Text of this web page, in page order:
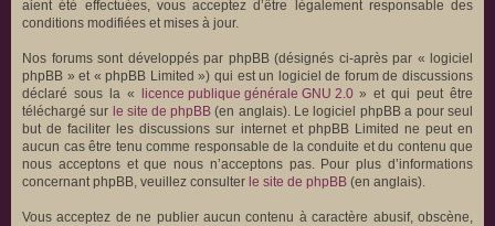
aient été effectuées, vous acceptez d’être légalement responsable des
conditions modifiées et mises à jour.
Nos forums sont développés par phpBB (désignés ci-après par « logiciel
phpBB » et « phpBB Limited ») qui est un logiciel de forum de discussions
déclaré sous la «
licence publique générale GNU 2.0» et qui peut être
téléchargé sur le site de phpBB(en anglais). Le logiciel phpBB a pour seul
but de faciliter les discussions sur internet et phpBB Limited ne peut en
aucun cas être tenu comme responsable de la conduite et du contenu que
nous acceptons et que nous n’acceptons pas. Pour plus d’informations
concernant phpBB, veuillez consulter le site de phpBB (en anglais).
Vous acceptez de ne publier aucun contenu à caractère abusif, obscène,